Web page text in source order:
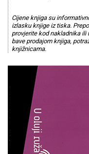
Cijene knjiga su
izlasku knjige iz tiska.
provjerite kod nakladnika ili
bave prodajom knjiga,
knjižnicama.